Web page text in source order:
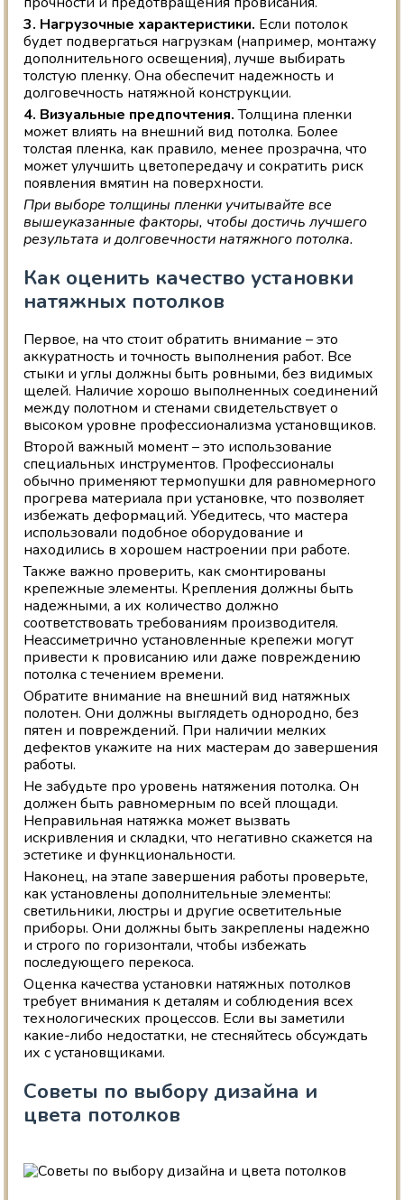
3. Нагрузочные характеристики. Если потолок
будет подвергаться нагрузкам (например, монтажу
дополнительного освещения), лучше выбирать
толстую пленку. Она обеспечит надежность и
долговечность натяжной конструкции.
4. Визуальные предпочтения.Толщина пленки
может влиять на внешний вид потолка. Более
толстая пленка, как правило, менее прозрачна, что
может улучшить цветопередачу и сократить риск
появления вмятин на поверхности.
При выборе толщины пленки учитывайте все
вышеуказанные факторы, чтобы достичь лучшего
результата и долговечности натяжного потолка.
Как оценить качество установки
натяжных потолков
Первое, на что стоит обратить внимание – это
аккуратность и точность выполнения работ. Все
стыки и углы должны быть ровными, без видимых
щелей. Наличие хорошо выполненных соединений
между полотном и стенами свидетельствует о
высоком уровне профессионализма установщиков.
Второй важный момент – это использование
специальных инструментов. Профессионалы
обычно применяют термопушки для равномерного
прогрева материала при установке, что позволяет
избежать деформаций. Убедитесь, что мастера
использовали подобное оборудование и
находились в хорошем настроении при работе.
Также важно проверить, как смонтированы
крепежные элементы. Крепления должны быть
надежными, а их количество должно
соответствовать требованиям производителя.
Неассиметрично установленные крепежи могут
привести к провисанию или даже повреждению
потолка с течением времени.
Обратите внимание на внешний вид натяжных
полотен. Они должны выглядеть однородно, без
пятен и повреждений. При наличии мелких
дефектов укажите на них мастерам до завершения
работы.
Не забудьте про уровень натяжения потолка. Он
должен быть равномерным по всей площади.
Неправильная натяжка может вызвать
искривления и складки, что негативно скажется на
эстетике и функциональности.
Наконец, на этапе завершения работы проверьте,
как установлены дополнительные элементы:
светильники, люстры и другие осветительные
приборы. Они должны быть закреплены надежно
и строго по горизонтали, чтобы избежать
последующего перекоса.
Оценка качества установки натяжных потолков
требует внимания к деталям и соблюдения всех
технологических процессов. Если вы заметили
какие-либо недостатки, не стесняйтесь обсуждать
их с установщиками.
Советы по выбору дизайна и
цвета потолков